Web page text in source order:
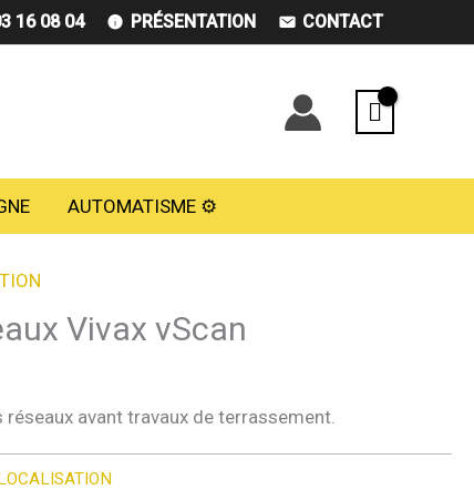
16 08 04 PRÉSENTATION CONTACT
AUTOMATISME ⚙️
Vivax vScan
réseaux avant travaux de terrassement.